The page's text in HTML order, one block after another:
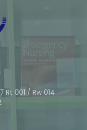
Rt 001 / Rw 014